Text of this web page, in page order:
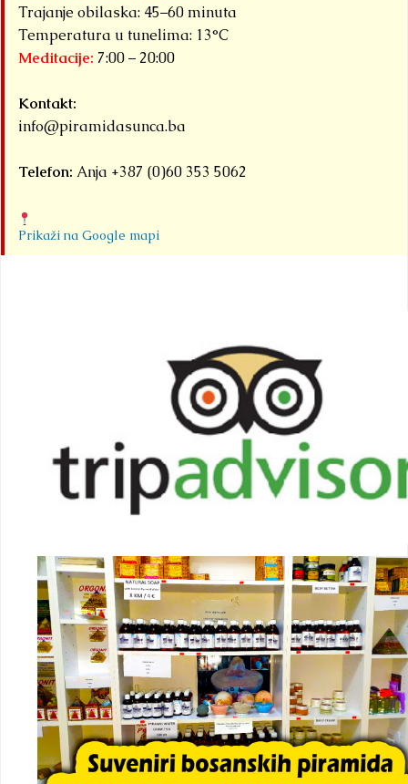
Trajanje obilaska: 45–60 minuta
Temperatura u tunelima: 13°C
Meditacije: 7:00 – 20:00
Kontakt:
info@piramidasunca.ba
Telefon: Anja +387 (0)60 353 5062
Prikaži na Google mapi